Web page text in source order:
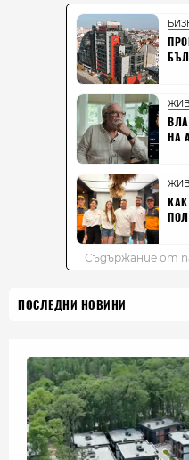
ПОСЛЕДНИ НОВИНИ